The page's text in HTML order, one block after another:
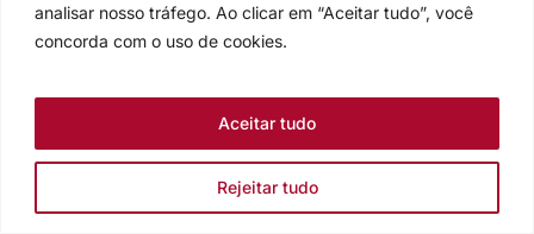
analisar nosso tráfego. Ao clicar em “Aceitar tudo”, você
concorda com o uso de cookies.
Rejeitar tudo
Aceitar tudo
A Igreja Evangélica de Confissão Luterana no Brasil (IECLB) é uma
igreja com 200 anos de atuação no país. Cremos no Deus tri-uno,